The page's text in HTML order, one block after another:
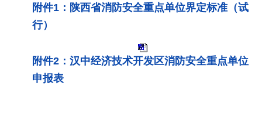
附件1：陕西省消防安全重点单位界定标准（试
行）
附件2：汉中经济技术开发区消防安全重点单位
申报表